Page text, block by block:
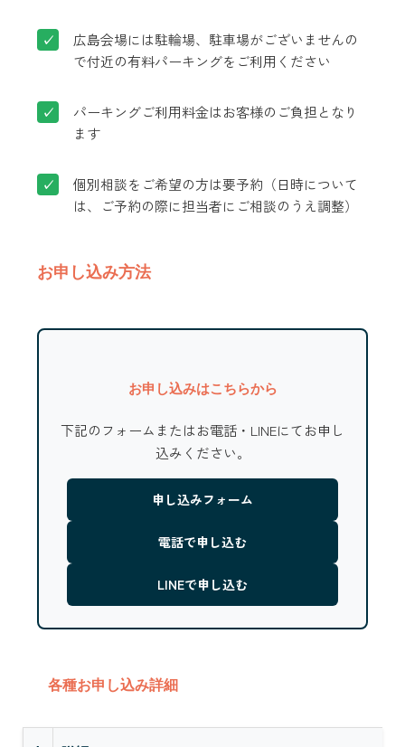
広島会場には駐輪場、駐車場がございませんの
で付近の有料パーキングをご利用ください
パーキングご利用料金はお客様のご負担となり
ます
個別相談をご希望の方は要予約（日時について
は、ご予約の際に担当者にご相談のうえ調整）
お申し込み方法
お申し込みはこちらから
下記のフォームまたはお電話・LINEにてお申し
込みください。
申し込みフォーム
電話で申し込む
LINEで申し込む
各種お申し込み詳細